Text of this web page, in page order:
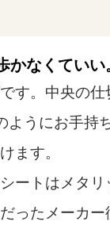
かなくていい
す。中央の仕
ようにお手持
ます。
ートはメタリ
ったメーカ